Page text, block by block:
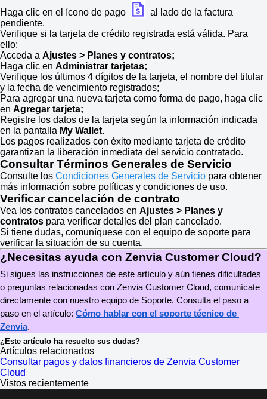
Haga clic en el ícono de pago
al lado de la factura
pendiente.
Verifique si la tarjeta de crédito registrada está válida. Para
ello:
Acceda a Ajustes > Planes y contratos;
Haga clic en Administrar tarjetas;
Verifique los últimos 4 dígitos de la tarjeta, el nombre del titular
y la fecha de vencimiento registrados;
Para agregar una nueva tarjeta como forma de pago, haga clic
en Agregar tarjeta;
Registre los datos de la tarjeta según la información indicada
en la pantalla My Wallet.
Los pagos realizados con éxito mediante tarjeta de crédito
garantizan la liberación inmediata del servicio contratado.
Consultar Términos Generales de Servicio
Consulte los Condiciones Generales de Servicio para obtener
más información sobre políticas y condiciones de uso.
Verificar cancelación de contrato
Vea los contratos cancelados en Ajustes > Planes y
contratos para verificar detalles del plan cancelado.
Si tiene dudas, comuníquese con el equipo de soporte para
verificar la situación de su cuenta.
¿Necesitas ayuda con Zenvia Customer Cloud?
Si sigues las instrucciones de este artículo y aún tienes dificultades
o preguntas relacionadas con Zenvia Customer Cloud, comunícate
directamente con nuestro equipo de Soporte. Consulta el paso a
paso en el artículo: Cómo hablar con el soporte técnico de
Zenvia.
¿Este artículo ha resuelto sus dudas?
Artículos relacionados
Consultar pagos y datos financieros de Zenvia Customer
Cloud
Vistos recientemente